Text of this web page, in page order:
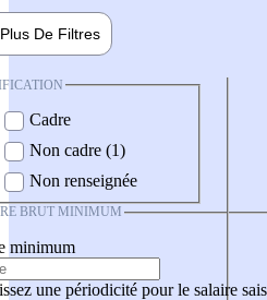
Plus De Filtres
Cadre
Non cadre (1)
Non renseignée
BRUT MINIMUM
minimum
une périodicité pour le salaire